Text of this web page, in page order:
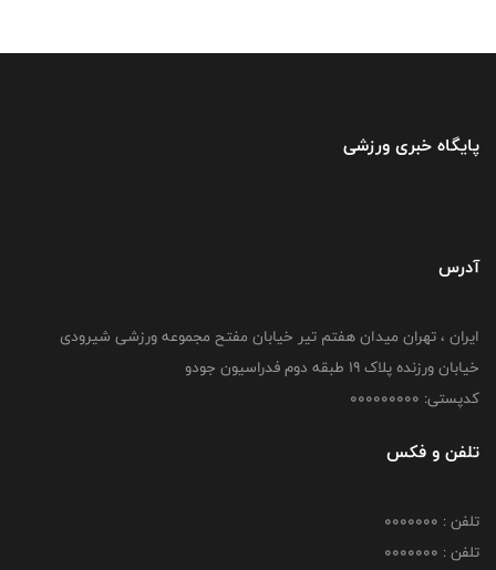
پایگاه خبری ورزشی
آدرس
ایران ، تهران میدان هفتم تیر خیابان مفتح مجموعه ورزشی شیرودی
خیابان ورزنده پلاک ۱۹ طبقه دوم فدراسیون جودو
کدپستی: 000000000
تلفن و فکس
تلفن : 0000000
تلفن : 0000000